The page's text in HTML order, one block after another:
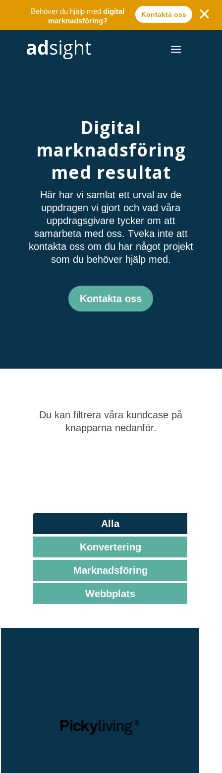
Behöver du hjälp meddigital
marknadsföring?
Kontakta oss
Digital
marknadsföring
med resultat
Här har vi samlat ett urval av de
uppdragen vi gjort och vad våra
uppdragsgivare tycker om att
samarbeta med oss. Tveka inte att
kontakta oss om du har något projekt
som du behöver hjälp med.
Kontakta oss
Du kan filtrera våra kundcase på
knapparna nedanför.
Alla
Konvertering
Marknadsföring
Webbplats